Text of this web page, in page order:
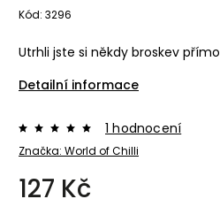
Kód: 3296
Utrhli jste si někdy broskev
Detailní informace
Značka: World of Chilli
1 hodnocení
127 Kč